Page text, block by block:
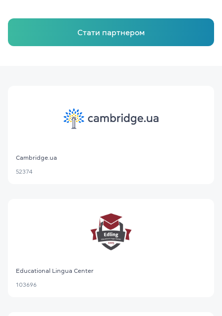
Стати партнером
Cambridge.ua
52374
Educational Lingua Center
103696